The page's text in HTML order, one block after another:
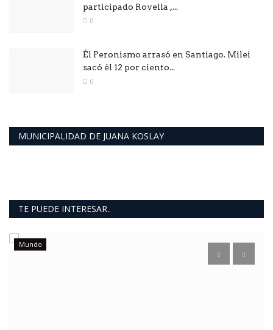
participado Rovella ,...
0
Él Peronismo arrasó en Santiago. Milei
sacó él 12 por ciento...
0
MUNICIPALIDAD DE JUANA KOSLAY
TE PUEDE INTERESAR..
Mundo